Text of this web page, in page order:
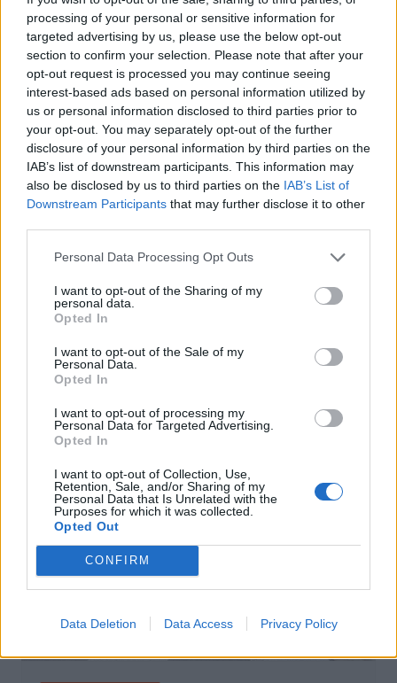
processing of your personal or sensitive information for
targeted advertising by us, please use the below opt-out
section to confirm your selection. Please note that after your
opt-out request is processed you may continue seeing
interest-based ads based on personal information utilized by
us or personal information disclosed to third parties prior to
your opt-out. You may separately opt-out of the further
disclosure of your personal information by third parties on the
IAB’s list of downstream participants. This information may
also be disclosed by us to third parties on the IAB’s List of
Downstream Participants that may further disclose it to other
Personal Data Processing Opt Outs
I want to opt-out of the Sharing of my
personal data.
Opted In
I want to opt-out of the Sale of my
Personal Data.
Opted In
I want to opt-out of processing my
Personal Data for Targeted Advertising.
Opted In
I want to opt-out of Collection, Use,
Retention, Sale, and/or Sharing of my
Personal Data that Is Unrelated with the
Purposes for which it was collected.
Opted Out
CONFIRM
Data Deletion Data Access Privacy Policy
Circuler en Voiture
Auto Pour Vous 30 juillet 2024 0
Utilisation des Voies de Circulation JO
2024 en France : Règles et Interdictions
Auto Pour Vous 25 juillet 2024